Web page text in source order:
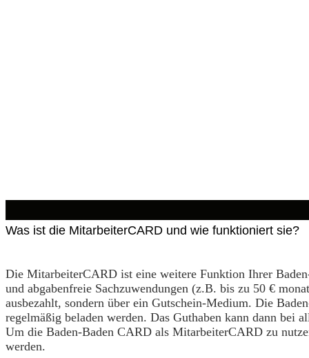
Was ist die MitarbeiterCARD und wie funktioniert sie?
Die MitarbeiterCARD ist eine weitere Funktion Ihrer
und abgabenfreie Sachzuwendungen (z.B. bis zu 50 €
ausbezahlt, sondern über ein Gutschein-Medium. Die
regelmäßig beladen werden. Das Guthaben kann dann bei
Um die Baden-Baden CARD als MitarbeiterCARD zu
werden.